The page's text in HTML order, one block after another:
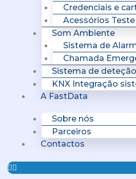
Credenciais e
Acessórios
Som Ambiente
Sistema de
Chamada
Sistema de
KNX Integração
A FastData
Sobre nós
Parceiros
Contactos